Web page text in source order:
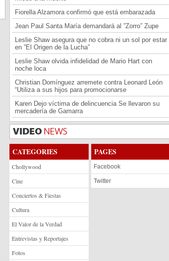
Fiorella Alzamora confirmó que está embarazada
Jean Paul Santa María demandará al ”Zorro” Zupe
Leslie Shaw asegura que no cobra ni un sol por estar
en ”El Origen de la Lucha”
Leslie Shaw olvida infidelidad de Mario Hart con
noche loca
Christian Domínguez arremete contra Leonard León
“Utiliza a sus hijos para promocionarse
Karen Dejo víctima de delincuencia Se llevaron su
mercadería de Gamarra
CATEGORIES
Chollywood
Cine
Conciertos & Fiestas
Cultura
El Valor de la Verdad
Entrevistas y Reportajes
Fotos
PAGES
Facebook
Twitter